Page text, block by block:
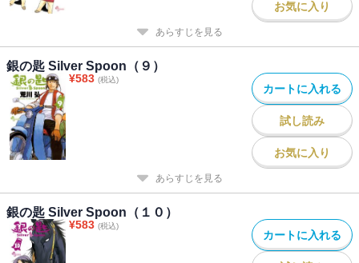
お気に入り
あらすじを見る
銀の匙 Silver Spoon（９）
¥583 (税込)
カートに入れる
試し読み
お気に入り
あらすじを見る
銀の匙 Silver Spoon（１０）
¥583 (税込)
カートに入れる